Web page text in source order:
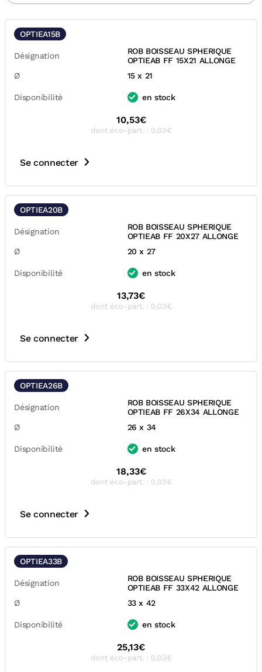
OPTIEA15B
Désignation
ROB BOISSEAU SPHERIQUE
OPTIEAB FF 15X21 ALLONGE
Ø
15 x 21
Disponibilité en stock
10,53€
dont éco-part. : 0,03€
Se connecter
OPTIEA20B
Désignation
ROB BOISSEAU SPHERIQUE
OPTIEAB FF 20X27 ALLONGE
Ø
20 x 27
Disponibilité en stock
13,73€
dont éco-part. : 0,03€
Se connecter
OPTIEA26B
Désignation
ROB BOISSEAU SPHERIQUE
OPTIEAB FF 26X34 ALLONGE
Ø
26 x 34
Disponibilité en stock
18,33€
dont éco-part. : 0,03€
Se connecter
OPTIEA33B
Désignation
ROB BOISSEAU SPHERIQUE
OPTIEAB FF 33X42 ALLONGE
Ø
33 x 42
Disponibilité en stock
25,13€
dont éco-part. : 0,03€